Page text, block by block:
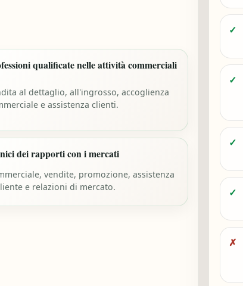
qualificate nelle attività commerciali
al dettaglio, all'ingrosso, accoglienza
e assistenza clienti.
dei rapporti con i mercati
vendite, promozione, assistenza
e relazioni di mercato.
✓
✓
✓
✓
✗